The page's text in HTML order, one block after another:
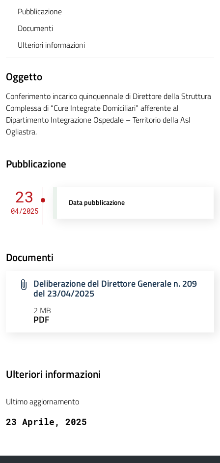
Pubblicazione
Documenti
Ulteriori informazioni
Oggetto
Conferimento incarico quinquennale di Direttore della Struttura
Complessa di “Cure Integrate Domiciliari” afferente al
Dipartimento Integrazione Ospedale – Territorio della Asl
Ogliastra.
Pubblicazione
23
04/2025
Data pubblicazione
Documenti
Deliberazione del Direttore Generale n. 209
del 23/04/2025
2 MB
PDF
Ulteriori informazioni
Ultimo aggiornamento
23 Aprile, 2025